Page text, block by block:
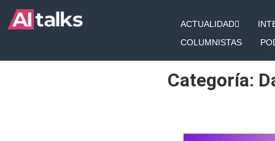
ACTUALIDAD
COLUMNISTAS
Categoría: